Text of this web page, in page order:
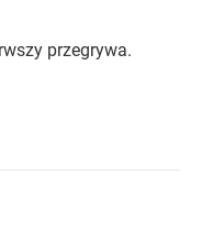
przegrywa.